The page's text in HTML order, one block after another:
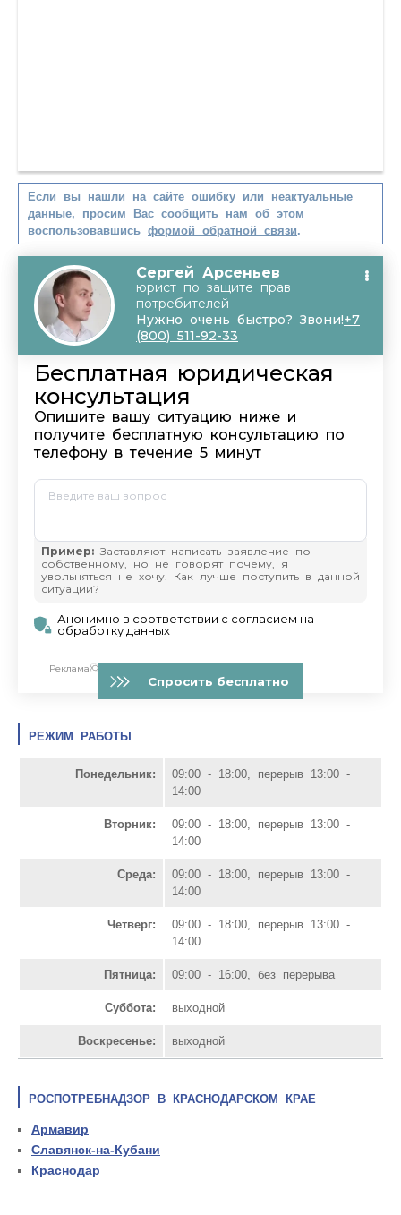
Если вы нашли на сайте ошибку или неактуальные
данные, просим Вас сообщить нам об этом
воспользовавшись формой обратной связи.
РЕЖИМ РАБОТЫ
Понедельник:
09:00 - 18:00, перерыв 13:00 -
14:00
Вторник:
09:00 - 18:00, перерыв 13:00 -
14:00
Среда:
09:00 - 18:00, перерыв 13:00 -
14:00
Четверг:
09:00 - 18:00, перерыв 13:00 -
14:00
Пятница: 09:00 - 16:00, без перерыва
Суббота: выходной
Воскресенье: выходной
РОСПОТРЕБНАДЗОР В КРАСНОДАРСКОМ КРАЕ
Армавир
Славянск-на-Кубани
Краснодар